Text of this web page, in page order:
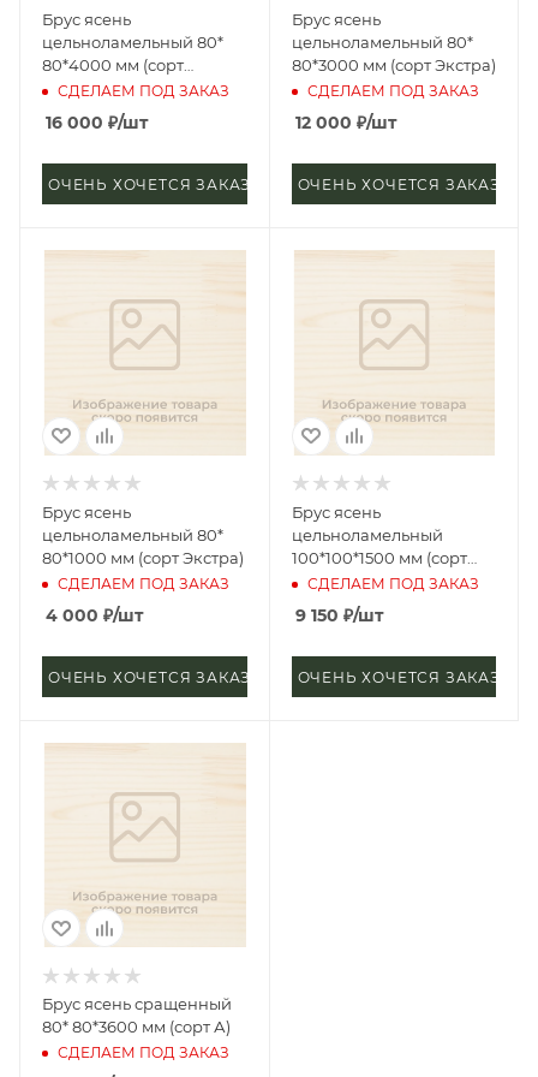
Брус ясень
цельноламельный 80*
80*4000 мм (сорт
Экстра)
СДЕЛАЕМ ПОД ЗАКАЗ
16 000 ₽/шт
ОЧЕНЬ ХОЧЕТСЯ ЗАКАЗАТЬ
Брус ясень
цельноламельный 80*
80*3000 мм (сорт Экстра)
СДЕЛАЕМ ПОД ЗАКАЗ
12 000 ₽/шт
ОЧЕНЬ ХОЧЕТСЯ ЗАКАЗАТЬ
Брус ясень
цельноламельный 80*
80*1000 мм (сорт Экстра)
СДЕЛАЕМ ПОД ЗАКАЗ
4 000 ₽/шт
ОЧЕНЬ ХОЧЕТСЯ ЗАКАЗАТЬ
Брус ясень
цельноламельный
100*100*1500 мм (сорт
Экстра)
СДЕЛАЕМ ПОД ЗАКАЗ
9 150 ₽/шт
ОЧЕНЬ ХОЧЕТСЯ ЗАКАЗАТЬ
Брус ясень сращенный
80* 80*3600 мм (сорт А)
СДЕЛАЕМ ПОД ЗАКАЗ